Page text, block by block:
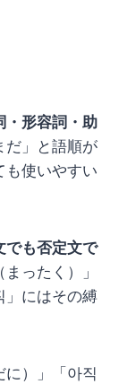
・形容詞・助
だ」と語順が
も使いやすい
でも否定文で
ったく）」
」にはその縛
に）」「아직